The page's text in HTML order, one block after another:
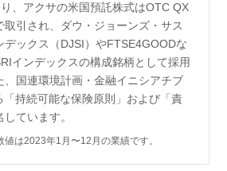
、アクサの米国預託株式はOTC QX
取引され、ダウ・ジョーンズ・サス
デックス（DJSI）やFTSE4GOODな
インデックスの構成銘柄として採用
、国連環境計画・金融イニシアチブ
「持続可能な保険原則」および「責
ています。
値は2023年1月〜12月の業績です。